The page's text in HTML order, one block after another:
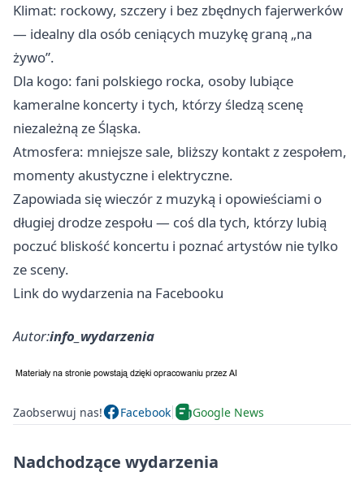
Klimat: rockowy, szczery i bez zbędnych fajerwerków
— idealny dla osób ceniących muzykę graną „na
żywo”.
Dla kogo: fani polskiego rocka, osoby lubiące
kameralne koncerty i tych, którzy śledzą scenę
niezależną ze Śląska.
Atmosfera: mniejsze sale, bliższy kontakt z zespołem,
momenty akustyczne i elektryczne.
Zapowiada się wieczór z muzyką i opowieściami o
długiej drodze zespołu — coś dla tych, którzy lubią
poczuć bliskość koncertu i poznać artystów nie tylko
ze sceny.
Link do wydarzenia na Facebooku
Autor:info_wydarzenia
Zaobserwuj nas! Facebook Google News
Nadchodzące wydarzenia